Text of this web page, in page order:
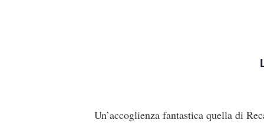
Un’accoglienza fantastica quella di